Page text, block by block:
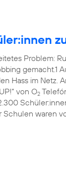
Problem:
gemacht.1
Hass im Netz.
von O2
waren